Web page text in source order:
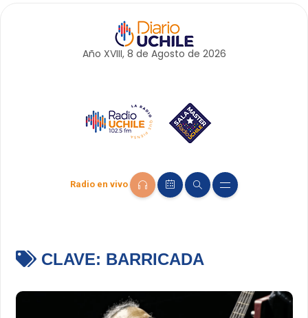
Año XVIII, 8 de Agosto de 2026
Radio en vivo
CLAVE: BARRICADA